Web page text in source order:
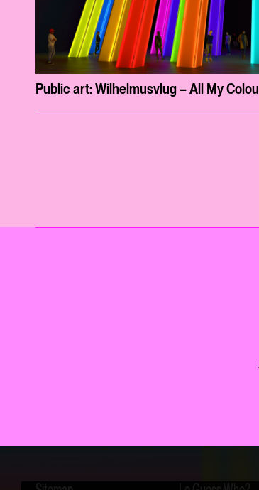
Public art: Wilhelmusvlug – All My